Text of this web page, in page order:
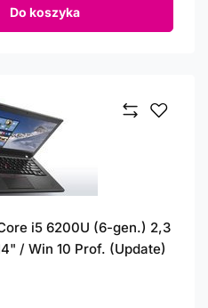
Do koszyka
i5 6200U (6-gen.) 2,3
/ Win 10 Prof. (Update)